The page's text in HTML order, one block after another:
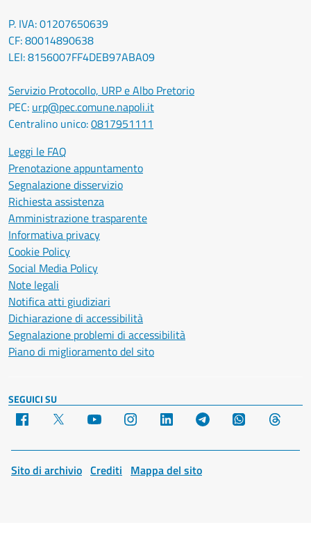
P. IVA: 01207650639
CF: 80014890638
LEI: 8156007FF4DEB97ABA09
Servizio Protocollo, URP e Albo Pretorio
PEC: urp@pec.comune.napoli.it
Centralino unico:0817951111
Leggi le FAQ
Prenotazione appuntamento
Segnalazione disservizio
Richiesta assistenza
Amministrazione trasparente
Informativa privacy
Cookie Policy
Social Media Policy
Note legali
Notifica atti giudiziari
Dichiarazione di accessibilità
Segnalazione problemi di accessibilità
Piano di miglioramento del sito
SEGUICI SU
Facebook YouTube Instagram LinkedIn Telegram WhatsApp
Sito di archivio Crediti Mappa del sito